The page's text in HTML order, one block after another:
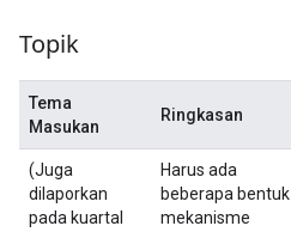
Topik
Tema
Masukan
Ringkasan
(Juga
dilaporkan
pada kuartal
Harus ada
beberapa bentuk
mekanisme